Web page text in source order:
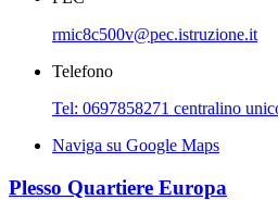
rmic8c500v@pec.istruzione.it
Telefono
Tel: 0697858271 centralino
Naviga su Google Maps
Plesso Quartiere Europa